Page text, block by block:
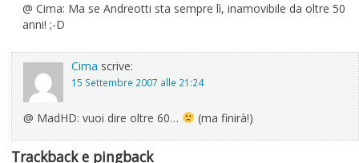
@ Cima: Ma se Andreotti sta sempre lì, inamovibile da oltre 50
anni! ;-D
Cima scrive:
15 Settembre 2007 alle 21:24
@ MadHD: vuoi dire oltre 60… (ma finirà!)
Trackback e pingback